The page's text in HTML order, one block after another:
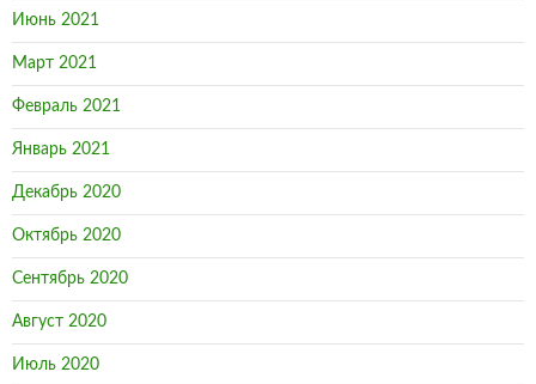
Июнь 2021
Март 2021
Февраль 2021
Январь 2021
Декабрь 2020
Октябрь 2020
Сентябрь 2020
Август 2020
Июль 2020